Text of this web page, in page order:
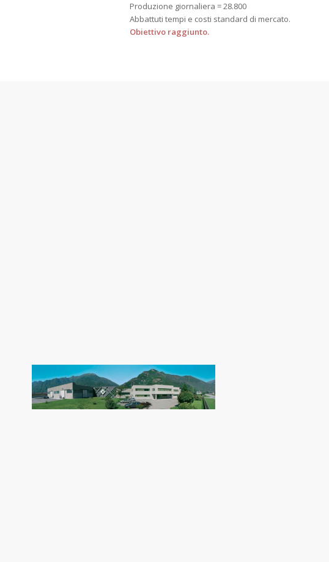
Produzione giornaliera = 28.800
Abbattuti tempi e costi standard di mercato.
Obiettivo raggiunto.